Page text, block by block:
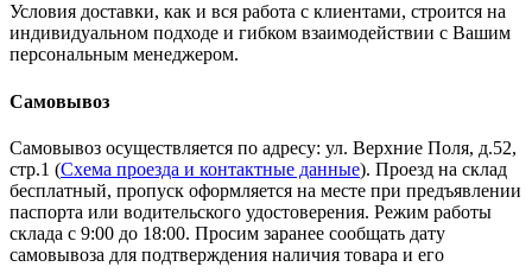
Условия доставки, как и вся работа с клиентами, строится на
индивидуальном подходе и гибком взаимодействии с Вашим
персональным менеджером.
Самовывоз
Самовывоз осуществляется по адресу: ул. Верхние Поля, д.52,
стр.1 (Схема проезда и контактные данные). Проезд на склад
бесплатный, пропуск оформляется на месте при предъявлении
паспорта или водительского удостоверения. Режим работы
склада с 9:00 до 18:00. Просим заранее сообщать дату
самовывоза для подтверждения наличия товара и его